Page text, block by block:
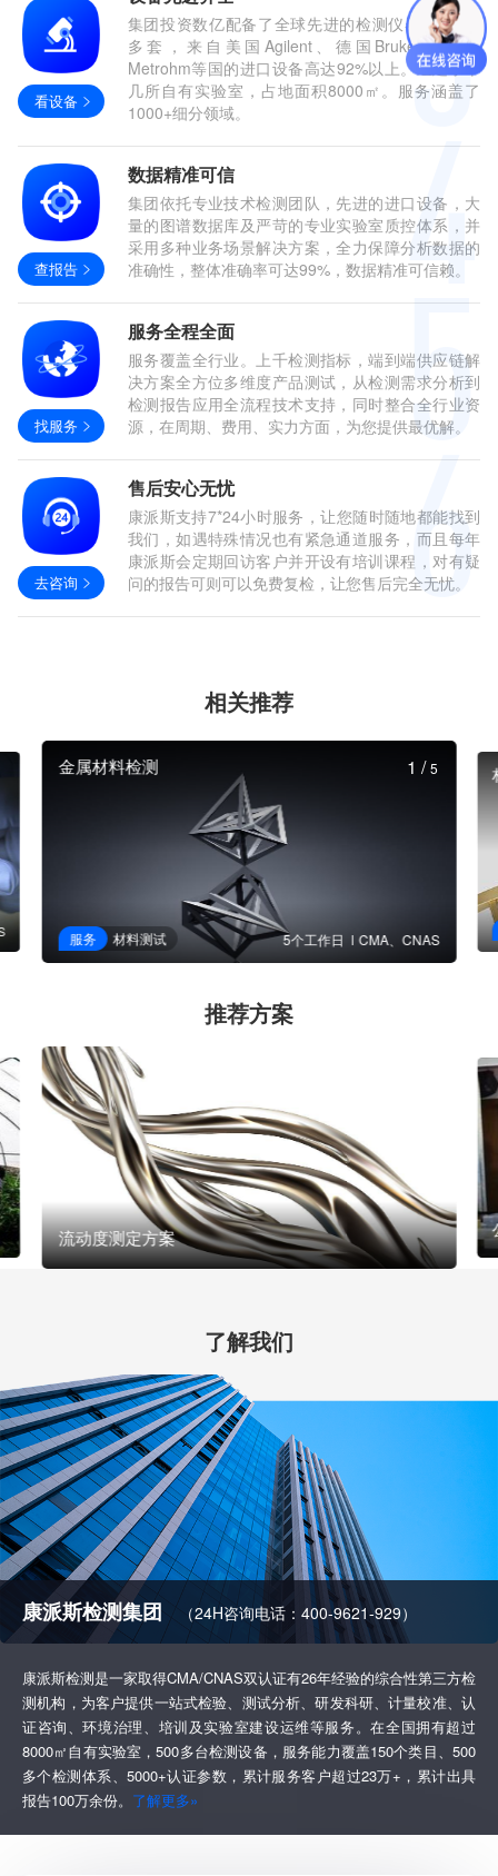
看设备
集团投资数亿配备了全球先进的检测仪器设备400
多套，来自美国Agilent、德国Bruker、瑞士
Metrohm等国的进口设备高达92%以上。组建了十
几所自有实验室，占地面积8000㎡。服务涵盖了
1000+细分领域。
查报告
数据精准可信
集团依托专业技术检测团队，先进的进口设备，大
量的图谱数据库及严苛的专业实验室质控体系，并
采用多种业务场景解决方案，全力保障分析数据的
准确性，整体准确率可达99%，数据精准可信赖。
找服务
服务全程全面
服务覆盖全行业。上千检测指标，端到端供应链解
决方案全方位多维度产品测试，从检测需求分析到
检测报告应用全流程技术支持，同时整合全行业资
源，在周期、费用、实力方面，为您提供最优解。
去咨询
售后安心无忧
康派斯支持7*24小时服务，让您随时随地都能找到
我们，如遇特殊情况也有紧急通道服务，而且每年
康派斯会定期回访客户并开设有培训课程，对有疑
问的报告可则可以免费复检，让您售后完全无忧。
相关推荐
金属材料检测
服务 材料测试 5个工作日 CMA、CNAS
1 /5
推荐方案
流动度测定方案
了解我们
康派斯检测集团 （24H咨询电话：400-9621-929）
康派斯检测是一家取得CMA/CNAS双认证有26年经验的综合性第三方检
测机构，为客户提供一站式检验、测试分析、研发科研、计量校准、认
证咨询、环境治理、培训及实验室建设运维等服务。在全国拥有超过
8000㎡自有实验室，500多台检测设备，服务能力覆盖150个类目、500
多个检测体系、5000+认证参数，累计服务客户超过23万+，累计出具
报告100万余份。 了解更多»